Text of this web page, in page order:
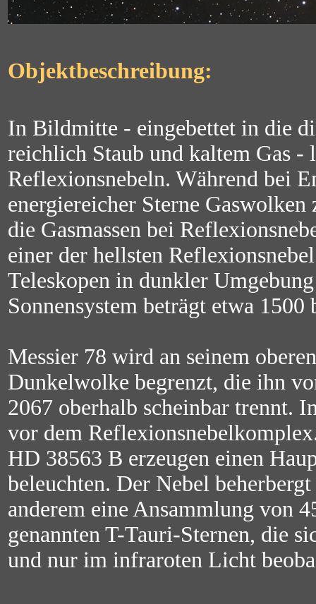
Objektbeschreibung:
In Bildmitte - eingebettet in die
reichlich Staub und kaltem Gas
Reflexionsnebeln. Während bei
energiereicher Sterne
die Gasmassen bei
einer der hellsten
Teleskopen in dunkler
Sonnensystem beträgt etwa
Messier 78 wird an seinem
Dunkelwolke begrenzt, die ihn
2067 oberhalb scheinbar trennt.
vor dem
HD 38563 B erzeugen einen
beleuchten. Der Nebel
anderem eine Ansammlung von
genannten T-Tauri-Sternen, die
und nur im infraroten Licht